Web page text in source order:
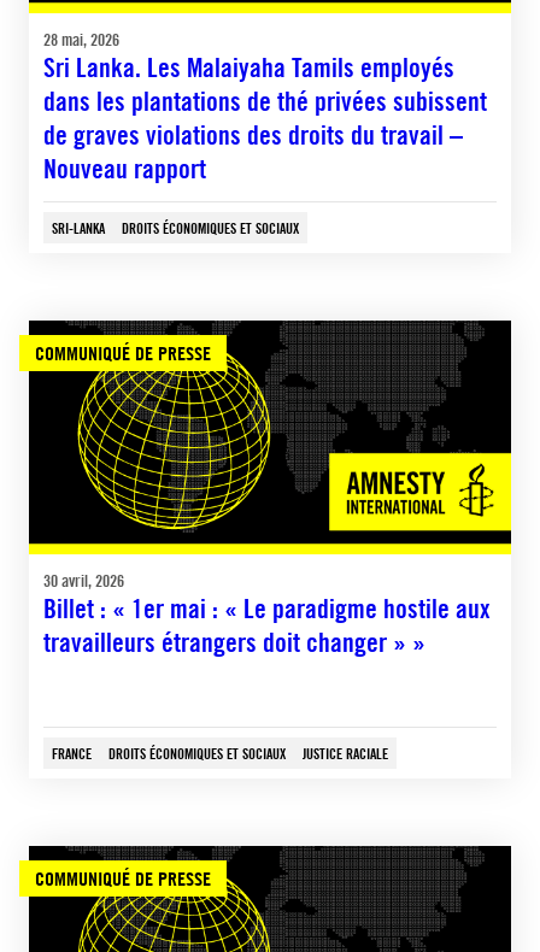
28 mai, 2026
Sri Lanka. Les Malaiyaha Tamils employés
dans les plantations de thé privées subissent
de graves violations des droits du travail –
Nouveau rapport
SRI-LANKA DROITS ÉCONOMIQUES ET SOCIAUX
COMMUNIQUÉ DE PRESSE
30 avril, 2026
Billet : « 1er mai : « Le paradigme hostile aux
travailleurs étrangers doit changer » »
FRANCE DROITS ÉCONOMIQUES ET SOCIAUX JUSTICE RACIALE
COMMUNIQUÉ DE PRESSE